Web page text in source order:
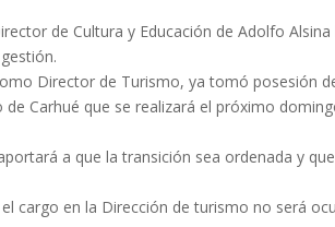
de Cultura y Educación de Adolfo Alsina
Director de Turismo, ya tomó posesión
Carhué que se realizará el próximo
a que la transición sea ordenada y
cargo en la Dirección de turismo no será